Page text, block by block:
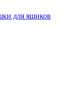
для ящиков